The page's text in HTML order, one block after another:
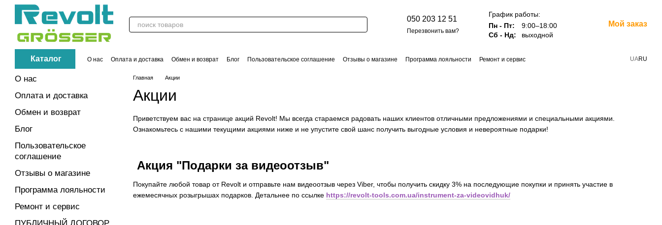
Перейти к основному контенту
050 203 12 51
Перезвонить вам?
График работы:
Пн - Пт:
9:00–18:00
Сб - Нд:
выходной
Мой заказ
Каталог О нас Оплата и доставка Обмен и возврат Блог Пользовательское соглашение Отзывы о магазине Программа лояльности
Ремонт и сервис
UARU
Главная Акции
Акции
Приветствуем вас на странице акций Revolt! Мы всегда стараемся радовать наших клиентов отличными предложениями и специальными акциями.
Ознакомьтесь с нашими текущими акциями ниже и не упустите свой шанс получить выгодные условия и невероятные подарки!
Акция "Подарки за видеоотзыв"
Покупайте любой товар от Revolt и отправьте нам видеоотзыв через Viber, чтобы получить скидку 3% на последующие покупки и принять участие в
ежемесячных розыгрышах подарков. Детальнее по ссылке https://revolt-tools.com.ua/instrument-za-videovidhuk/
О нас
Оплата и доставка
Обмен и возврат
Блог
Пользовательское
соглашение
Отзывы о магазине
Программа лояльности
Ремонт и сервис